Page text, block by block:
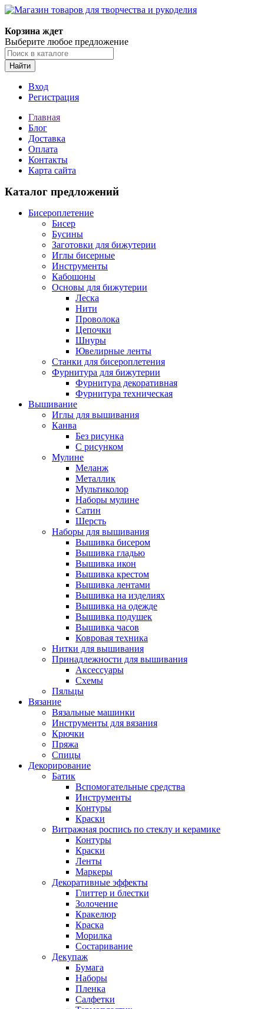
Корзина ждет
Выберите любое предложение
Найти
Вход
Регистрация
Главная
Блог
Доставка
Оплата
Контакты
Карта сайта
Каталог предложений
Бисероплетение
Бисер
Бусины
Заготовки для бижутерии
Иглы бисерные
Инструменты
Кабошоны
Основы для бижутерии
Леска
Нити
Проволока
Цепочки
Шнуры
Ювелирные ленты
Станки для бисероплетения
Фурнитура для бижутерии
Фурнитура декоративная
Фурнитура техническая
Вышивание
Иглы для вышивания
Канва
Без рисунка
С рисунком
Мулине
Меланж
Металлик
Мультиколор
Наборы мулине
Сатин
Шерсть
Наборы для вышивания
Вышивка бисером
Вышивка гладью
Вышивка икон
Вышивка крестом
Вышивка лентами
Вышивка на изделиях
Вышивка на одежде
Вышивка подушек
Вышивка часов
Ковровая техника
Нитки для вышивания
Принадлежности для вышивания
Аксессуары
Схемы
Пяльцы
Вязание
Вязальные машинки
Инструменты для вязания
Крючки
Пряжа
Спицы
Декорирование
Батик
Вспомогательные средства
Инструменты
Контуры
Краски
Витражная роспись по стеклу и керамике
Контуры
Краски
Ленты
Маркеры
Декоративные эффекты
Глиттер и блестки
Золочение
Кракелюр
Краска
Морилка
Состаривание
Декупаж
Бумага
Наборы
Пленка
Салфетки